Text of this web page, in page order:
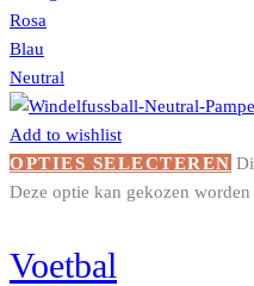
Rosa
Blau
Neutral
Add to wishlist
OPTIES SELECTEREN
Deze optie kan gekozen
Voetbal